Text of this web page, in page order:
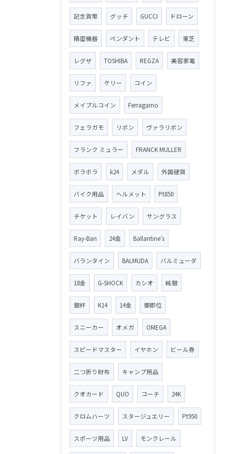
記念貨幣 グッチ GUCCI ドローン
精密機器 ペンダント テレビ 東芝
レグザ TOSHIBA REGZA 美容家電
リファ ケリー コイン
メイプルコイン Ferragamo
フェラガモ リボン ヴァラリボン
フランク ミュラー FRANCK MULLER
ボラボラ k24 メダル 外国硬貨
バイク用品 ヘルメット Pt850
チケット レイバン サングラス
Ray-Ban 24金 Ballantine′s
バランタイン BALMUDA バルミューダ
18金 G-SHOCK カシオ 純銀
銀杯 K14 14金 御即位
スニーカー オメガ OMEGA
スピードマスター イヤホン ビール券
二つ折り財布 キャンプ用品
クオカード QUO コーチ 24K
クロムハーツ スタージュエリー Pt950
スポーツ用品 LV モンクレール